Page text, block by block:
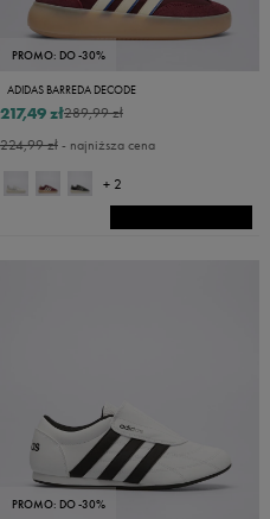
PROMO: DO -30%
ADIDAS BARREDA DECODE
289,99 zł
217,49 zł
224,99 zł- najniższa cena
+ 2
PROMO: DO -30%